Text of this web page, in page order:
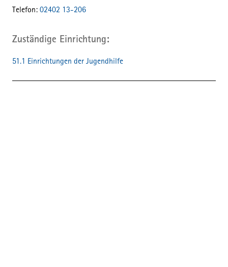
Telefon: 02402 13-206
Zuständige Einrichtung
51.1 Einrichtungen der Jugendhilfe